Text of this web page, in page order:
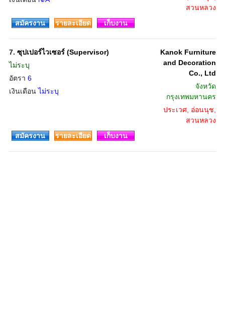
สวนหลวง
สมัครงาน
รายละเอียด เก็บงาน
7. ซุปเปอร์ไวเซอร์ (Supervisor)
ไม่ระบุ
อัตรา 6
เงินเดือนไม่ระบุ
Kanok Furniture
and Decoration
Co., Ltd
จังหวัด
กรุงเทพมหานคร
ประเวศ, อ่อนนุช,
สวนหลวง
สมัครงาน
รายละเอียด เก็บงาน